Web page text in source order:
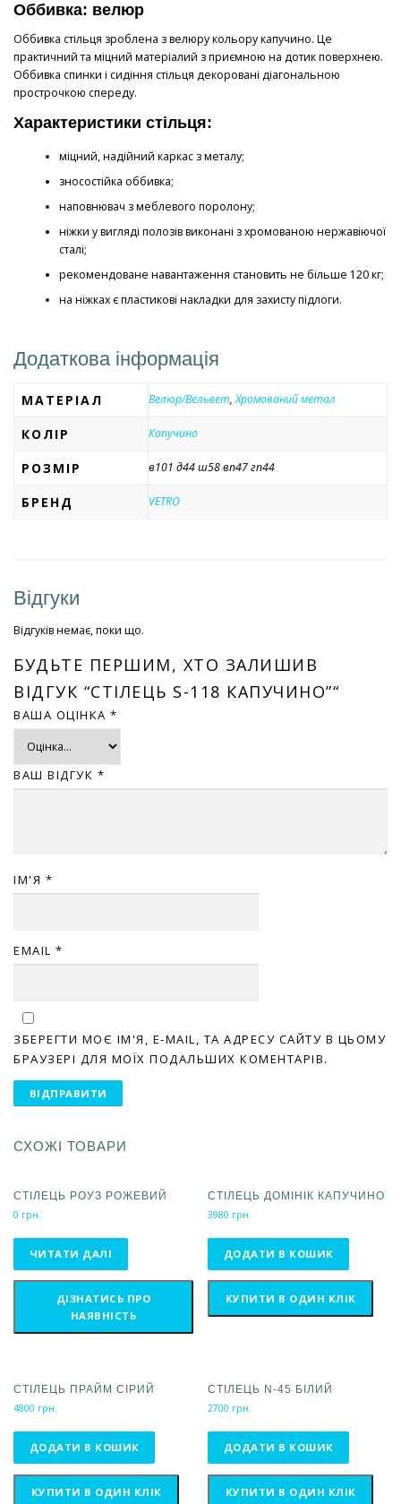
Оббивка: велюр
Оббивка стільця зроблена з велюру кольору капучино. Це
практичний та міцний матеріалий з приємною на дотик поверхнею.
Оббивка спинки і сидіння стільця декоровані діагональною
прострочкою спереду.
Характеристики стільця:
міцний, надійний каркас з металу;
зносостійка оббивка;
наповнювач з меблевого поролону;
ніжки у вигляді полозів виконані з хромованою нержавіючої
сталі;
рекомендоване навантаження становить не більше 120 кг;
на ніжках є пластикові накладки для захисту підлоги.
Додаткова інформація
МАТЕРІАЛ Велюр/Вельвет,Хромований метал
КОЛІР Капучино
РОЗМІР в101 д44 ш58 вп47 гп44
БРЕНД VETRO
Відгуки
Відгуків немає, поки що.
БУДЬТЕ ПЕРШИМ, ХТО ЗАЛИШИВ
ВІДГУК “СТІЛЕЦЬ S-118 КАПУЧИНО”“
ВАША ОЦІНКА *
ВАШ ВІДГУК *
ІМ'Я *
EMAIL *
ЗБЕРЕГТИ МОЄ ІМ'Я, E-MAIL, ТА АДРЕСУ САЙТУ В ЦЬОМУ
БРАУЗЕРІ ДЛЯ МОЇХ ПОДАЛЬШИХ КОМЕНТАРІВ.
СХОЖІ ТОВАРИ
СТІЛЕЦЬ РОУЗ РОЖЕВИЙ
0 грн.
ЧИТАТИ ДАЛІ
ДІЗНАТИСЬ ПРО
НАЯВНІСТЬ
СТІЛЕЦЬ ДОМІНІК КАПУЧИНО
3980 грн.
ДОДАТИ В КОШИК
КУПИТИ В ОДИН КЛІК
СТІЛЕЦЬ ПРАЙМ СІРИЙ
4800 грн.
ДОДАТИ В КОШИК
КУПИТИ В ОДИН КЛІК
СТІЛЕЦЬ N-45 БІЛИЙ
2700 грн.
ДОДАТИ В КОШИК
КУПИТИ В ОДИН КЛІК